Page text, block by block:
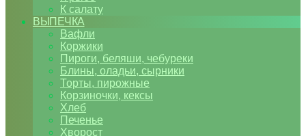
К салату
ВЫПЕЧКА
Вафли
Коржики
Пироги, беляши, чебуреки
Блины, оладьи, сырники
Торты, пирожные
Корзиночки, кексы
Хлеб
Печенье
Хворост